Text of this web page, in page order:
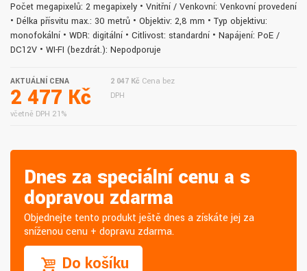
Počet megapixelů: 2 megapixely • Vnitřní / Venkovní: Venkovní provedení
• Délka přísvitu max.: 30 metrů • Objektiv: 2,8 mm • Typ objektivu:
monofokální • WDR: digitální • Citlivost: standardní • Napájení: PoE /
DC12V • WI-FI (bezdrát.): Nepodporuje
AKTUÁLNÍ CENA
2 477 Kč
včetně DPH 21%
2 047 Kč Cena bez
DPH
Dnes za speciální cenu a s
dopravou zdarma
Objednejte tento produkt ještě dnes a získáte jej za
sníženou cenu + dopravu zdarma.
Do košíku